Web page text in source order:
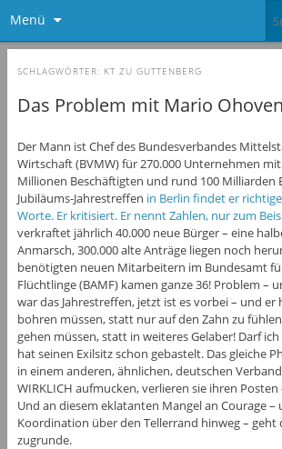
Menü
SCHLAGWÖRTER: KT ZU GUTTENBERG
Das Problem mit Mario Ohoven
Der Mann ist Chef des Bundesverbandes
Wirtschaft (BVMW) für 270.000 Unternehmen
Millionen Beschäftigten und rund 100 Milliarden
Jubiläums-Jahrestreffen in Berlin findet er
Worte. Er kritisiert. Er nennt Zahlen, nur zum
verkraftet jährlich 40.000 neue Bürger – eine
Anmarsch, 300.000 alte Anträge liegen noch
benötigten neuen Mitarbeitern im Bundesamt
Flüchtlinge (BAMF) kamen ganze 36! Problem –
war das Jahrestreffen, jetzt ist es vorbei – und
bohren müssen, statt nur auf den Zahn zu
gehen müssen, statt in weiteres Gelaber! Darf
hat seinen Exilsitz schon gebastelt. Das gleiche
in einem anderen, ähnlichen, deutschen
WIRKLICH aufmucken, verlieren sie ihren
Und an diesem eklatanten Mangel an Courage
Koordination über den Tellerrand hinweg – geht
zugrunde.